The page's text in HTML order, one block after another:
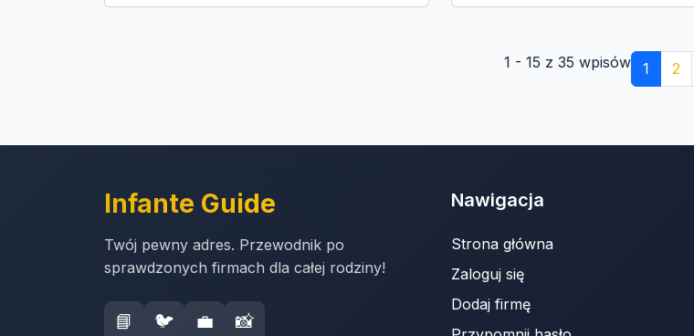
1 - 15 z 35 wpisów 1 2
Infante Guide
Twój pewny adres. Przewodnik po
sprawdzonych firmach dla całej rodziny!
📘 🐦 💼 📸
Nawigacja
Strona główna
Zaloguj się
Dodaj firmę